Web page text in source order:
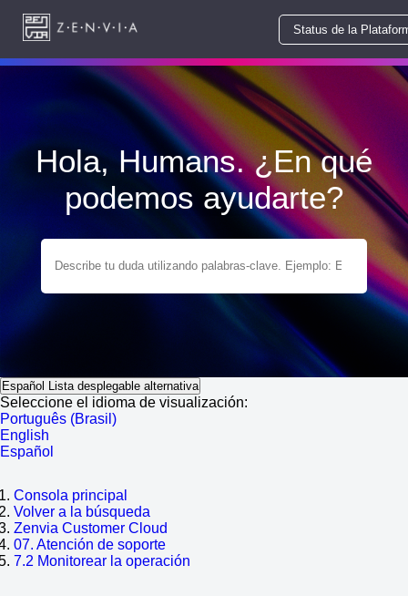
Status de la
Hola, Humans. ¿En qué
podemos ayudarte?
Español Lista desplegable alternativa
Seleccione el idioma de visualización:
Português (Brasil)
English
Español
Consola principal
Volver a la búsqueda
Zenvia Customer Cloud
07. Atención de soporte
7.2 Monitorear la operación